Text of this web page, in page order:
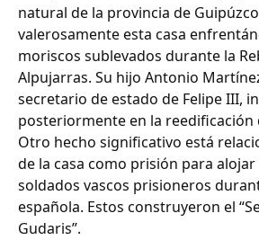
natural de la provincia de
valerosamente esta casa
moriscos sublevados durante la
Alpujarras. Su hijo Antonio
secretario de estado de Felipe III,
posteriormente en la reedificación
Otro hecho significativo está
de la casa como prisión para alojar
soldados vascos prisioneros
española. Estos construyeron el
Gudaris”.